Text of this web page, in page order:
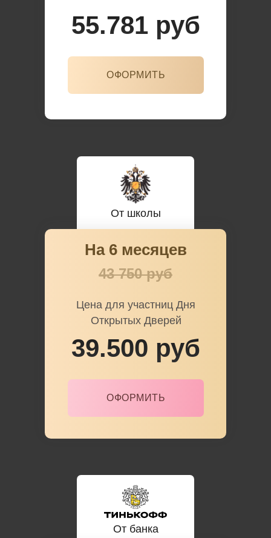
43 750 руб
39.500 руб
55.781 руб
От школы
От банка
На 6 месяцев
ОФОРМИТЬ
Цена для участниц Дня
Открытых Дверей
ОФОРМИТЬ